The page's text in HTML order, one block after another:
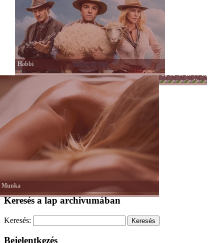
Hobbi
Munka
Sport
-
Színes
nagyvilág
Önkéntesség
Lélek
és
Női
lét
Egyéb
Keresés a lap archivumában
Keresés:
Bejelentkezés